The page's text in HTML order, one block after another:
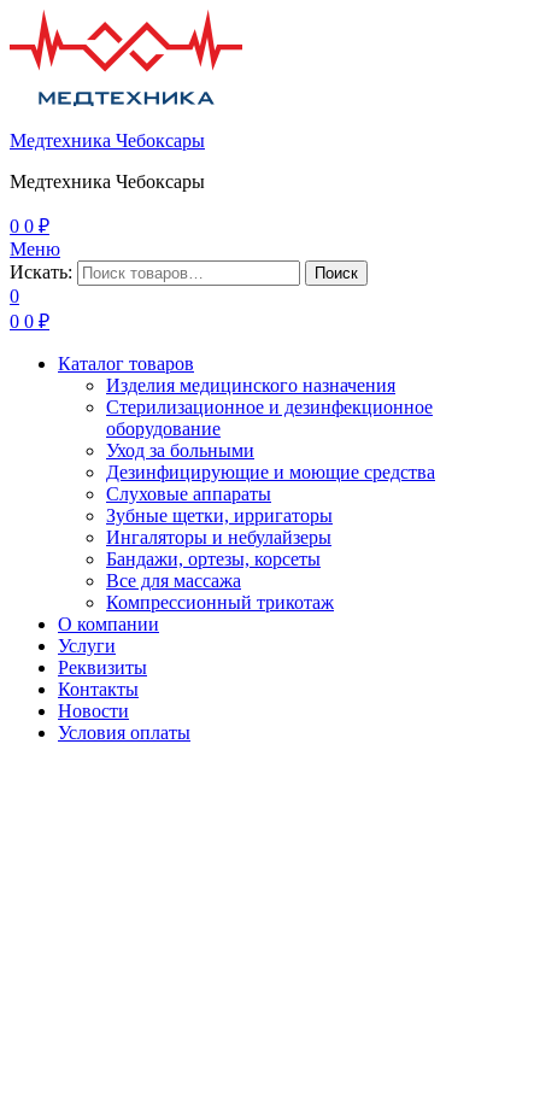
Медтехника Чебоксары
Медтехника Чебоксары
0 0 ₽
Меню
Искать:
Поиск
0
0 0 ₽
Каталог товаров
Изделия медицинского назначения
Стерилизационное и дезинфекционное
оборудование
Уход за больными
Дезинфицирующие и моющие средства
Слуховые аппараты
Зубные щетки, ирригаторы
Ингаляторы и небулайзеры
Бандажи, ортезы, корсеты
Все для массажа
Компрессионный трикотаж
О компании
Услуги
Реквизиты
Контакты
Новости
Условия оплаты